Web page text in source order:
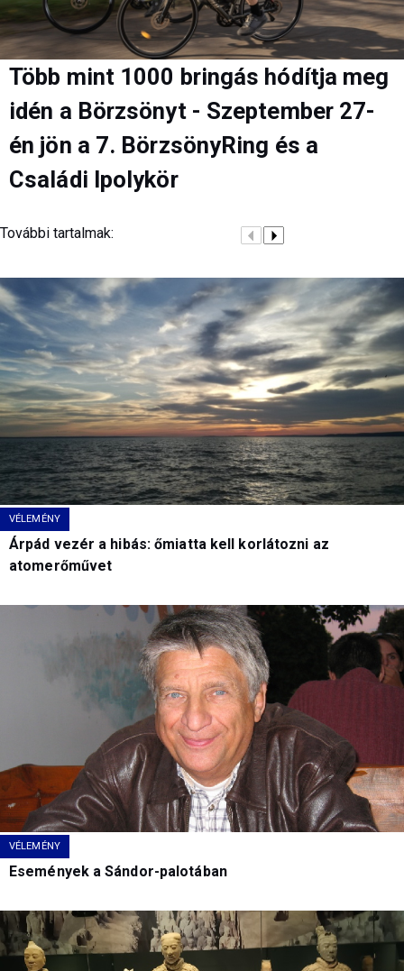
Több mint 1000 bringás hódítja meg
idén a Börzsönyt - Szeptember 27-
én jön a 7. BörzsönyRing és a
Családi Ipolykör
További tartalmak:
VÉLEMÉNY
Árpád vezér a hibás: őmiatta kell korlátozni az
atomerőművet
VÉLEMÉNY
Események a Sándor-palotában